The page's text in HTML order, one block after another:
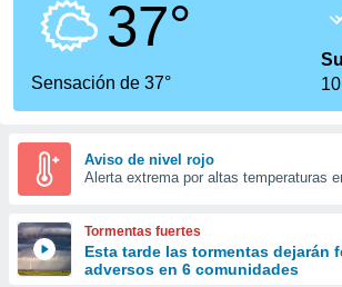
que se
calidad.
a este
las
y
forma
digital
basada
37°
Sensación de 37°
10
Aviso de nivel rojo
Alerta extrema por altas temperaturas
Tormentas fuertes
Esta tarde las tormentas dejarán
adversos en 6 comunidades